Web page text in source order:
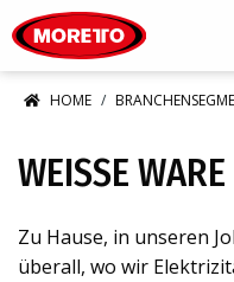
HOME
WEISSE WARE
Zu Hause, in unseren
überall, wo wir